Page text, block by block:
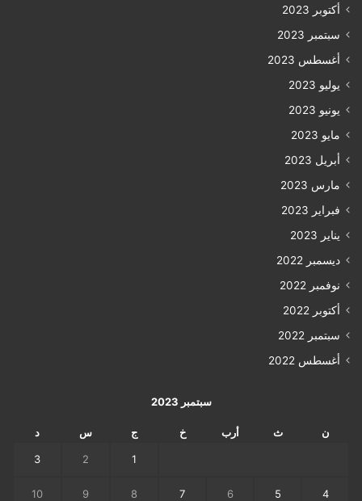
أكتوبر 2023
سبتمبر 2023
أغسطس 2023
يوليو 2023
يونيو 2023
مايو 2023
أبريل 2023
مارس 2023
فبراير 2023
يناير 2023
ديسمبر 2022
نوفمبر 2022
أكتوبر 2022
سبتمبر 2022
أغسطس 2022
سبتمبر 2023
ن ث أرب خ ج س د
1
2
3
4
5
6
7
8
9
10